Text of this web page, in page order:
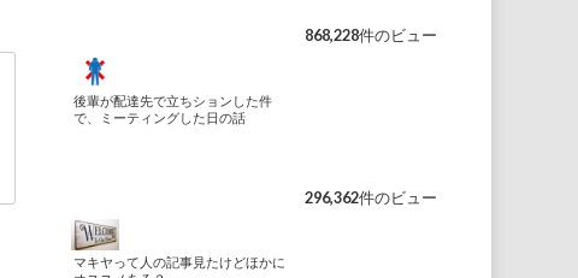
868,228件のビュー
後輩が配達先で立ちションした件
で、ミーティングした日の話
296,362件のビュー
マキヤって人の記事見たけどほかに